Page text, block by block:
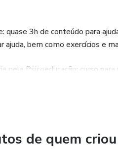
quase 3h de conteúdo para
ajuda, bem como exercícios e
pela Psicoeducação: curso
de quem